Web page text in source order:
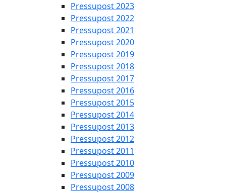
Pressupost 2023
Pressupost 2022
Pressupost 2021
Pressupost 2020
Pressupost 2019
Pressupost 2018
Pressupost 2017
Pressupost 2016
Pressupost 2015
Pressupost 2014
Pressupost 2013
Pressupost 2012
Pressupost 2011
Pressupost 2010
Pressupost 2009
Pressupost 2008